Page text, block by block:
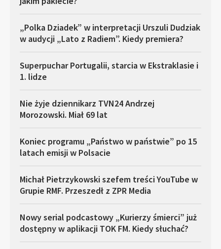
„Polka Dziadek” w interpretacji Urszuli Dudziak
w audycji „Lato z Radiem”. Kiedy premiera?
Superpuchar Portugalii, starcia w Ekstraklasie i
1. lidze
Nie żyje dziennikarz TVN24 Andrzej
Morozowski. Miał 69 lat
Koniec programu „Państwo w państwie” po 15
latach emisji w Polsacie
Michał Pietrzykowski szefem treści YouTube w
Grupie RMF. Przeszedł z ZPR Media
Nowy serial podcastowy „Kurierzy śmierci” już
dostępny w aplikacji TOK FM. Kiedy słuchać?